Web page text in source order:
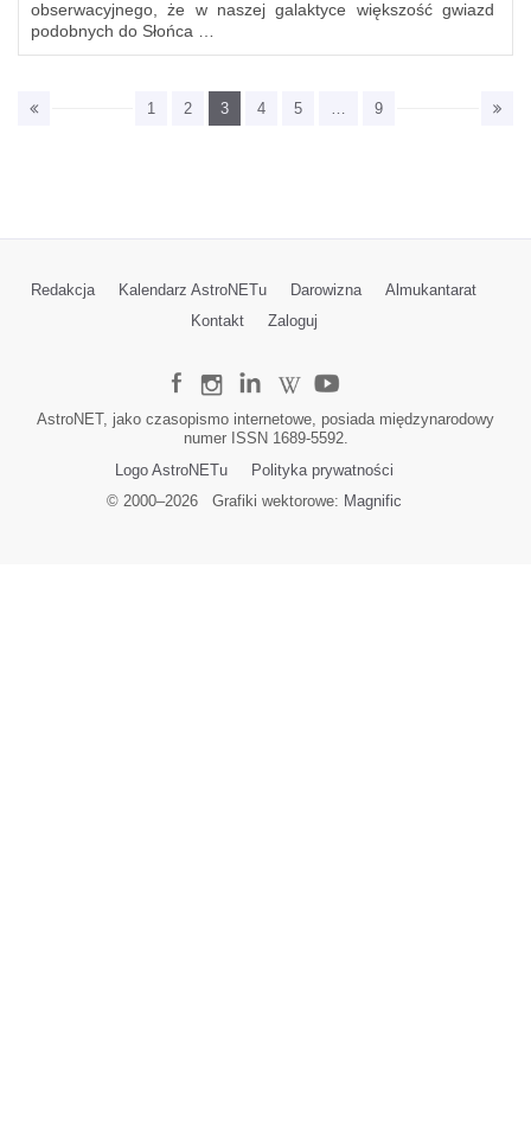
obserwacyjnego, że w naszej galaktyce większość gwiazd
podobnych do Słońca …
1 2 3 4 5 … 9
Redakcja Kalendarz AstroNETu Darowizna
Almukantarat
Kontakt
Zaloguj
AstroNET, jako czasopismo internetowe, posiada międzynarodowy
numer ISSN 1689-5592.
Logo AstroNETu
Polityka prywatności
© 2000–2026Grafiki wektorowe: Magnific